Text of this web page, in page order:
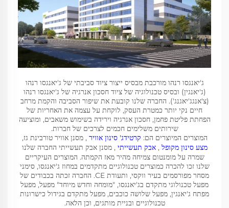
ג'יאנגסו רנהו מורכבת מבסיס ייצור ציוד סביבתי של ג'יאנגסו רנהו
(ג'יאנגין) ובסיס טכנולוגיה של ציוד חסכון אנרגיה של ג'יאנגסו רנהו
(צ'אנגג'יאגנג'). החברה שלנו קובעת את שיפור הסביבה והקמת מרחב
חיים נקי יותר כמטרת העסק, לוקחת על עצמה את האחריות של
הפחתת פליטת פחמן, חסכון אנרגיה וירידה בשימוש משאבים, ומוציעה
שירותים משלימים חכמים לצרכים של חברות.
המוצרים המיוצרים הם: קרטידג' סינון אוויר, מסנן אוויר טורבינת גז,
מצע סינון מקופל,אבק תעשייתי, מסנן אבק תעשייתי החברה שלנו
שמרה על מומנטום צמיחה מהיר מאז הקמתה. המוצרים העיקריים
שלנו זכו להכרה כמוצרים טכנולוגיים מתקדמים במחוז ג'יאנגסו, סימני
מסחר מפורסמים בעיר ווקסי, ותעודת CE. החברה זכתה בכבודים של
מפעל טכנולוגי מתקדם בג'יאנגסו, "מומחה וחדש מיוחד" מפעל, מפעל
מפתח ג'יאנגין, מפעל שלושה כוכבים, מפעל מתקדם בגידול כישרונות
טכנולוגיים ובניית מותגים, וכן הלאה.